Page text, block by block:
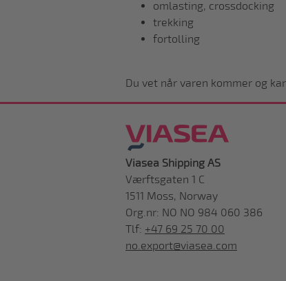
omlasting, crossdocking
trekking
fortolling
Du vet når varen kommer og
Viasea Shipping AS
Værftsgaten 1 C
1511 Moss, Norway
Org.nr: NO NO 984 060 386
Tlf: +47 69 25 70 00
no.export@viasea.com